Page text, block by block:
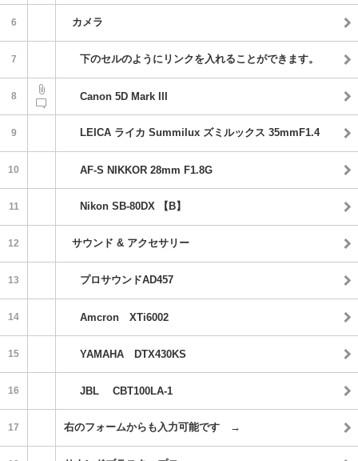
6 カメラ
7 下のセルのようにリンクを入れることができます。
8 Canon 5D Mark III
9 LEICA ライカ Summilux ズミルックス 35mmF1.4
10 AF-S NIKKOR 28mm F1.8G
11 Nikon SB-80DX 【B】
12 サウンド & アクセサリー
13 プロサウンドAD457
14 Amcron XTi6002
15 YAMAHA DTX430KS
16 JBL CBT100LA-1
17 右のフォームからも入力可能です →